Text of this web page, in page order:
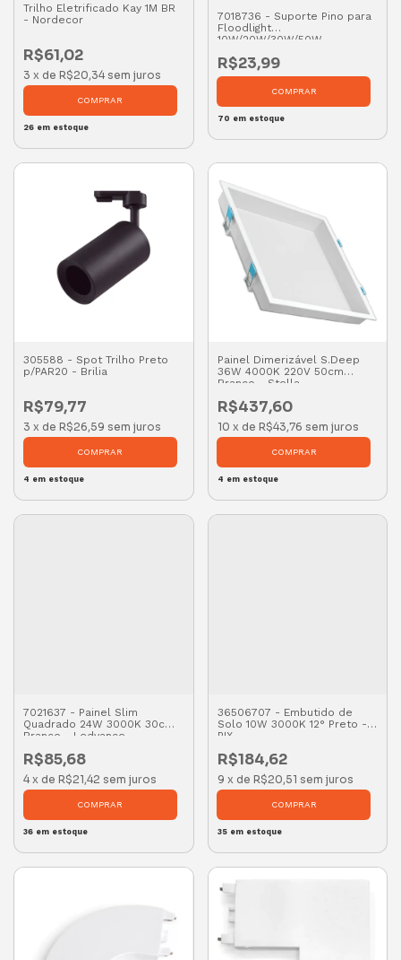
Trilho Eletrificado Kay 1M BR
- Nordecor
R$61,02
3 x de R$20,34 sem juros
26 em estoque
7018736 - Suporte Pino para
Floodlight
10W/20W/30W/50W -
R$23,99
70 em estoque
305588 - Spot Trilho Preto
p/PAR20 - Brilia
R$79,77
3 x de R$26,59 sem juros
4 em estoque
Painel Dimerizável S.Deep
36W 4000K 220V 50cm
Branco - Stella
R$437,60
10 x de R$43,76 sem juros
4 em estoque
7021637 - Painel Slim
Quadrado 24W 3000K 30cm
Branco - Ledvance
R$85,68
4 x de R$21,42 sem juros
36 em estoque
36506707 - Embutido de
Solo 10W 3000K 12° Preto -
PIX
R$184,62
9 x de R$20,51 sem juros
35em estoque